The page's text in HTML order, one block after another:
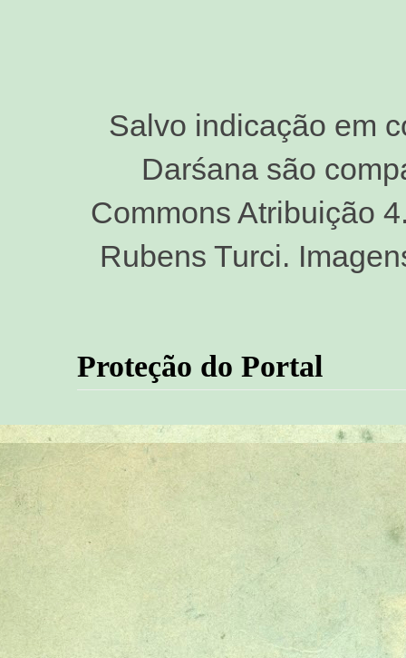
Salvo indicação em
Darśana são
Commons Atribuição
Rubens Turci.
Proteção do Portal